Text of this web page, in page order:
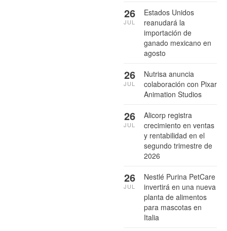
Estados Unidos
reanudará la
importación de
ganado mexicano en
agosto
26
JUL
Nutrisa anuncia
colaboración con Pixar
Animation Studios
26
JUL
Alicorp registra
crecimiento en ventas
y rentabilidad en el
segundo trimestre de
2026
26
JUL
Nestlé Purina PetCare
invertirá en una nueva
planta de alimentos
para mascotas en
Italia
26
JUL